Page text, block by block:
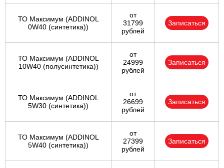
ТО Максимум (ADDINOL
0W40 (синтетика))
от
31799
рублей
Записаться
ТО Максимум (ADDINOL
10W40 (полусинтетика))
от
24999
рублей
Записаться
ТО Максимум (ADDINOL
5W30 (синтетика))
от
26699
рублей
Записаться
ТО Максимум (ADDINOL
5W40 (синтетика))
от
27399
рублей
Записаться